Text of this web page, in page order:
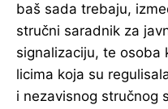
baš sada trebaju,
stručni saradnik za
signalizaciju, te osoba
licima koja su
i nezavisnog stručnog